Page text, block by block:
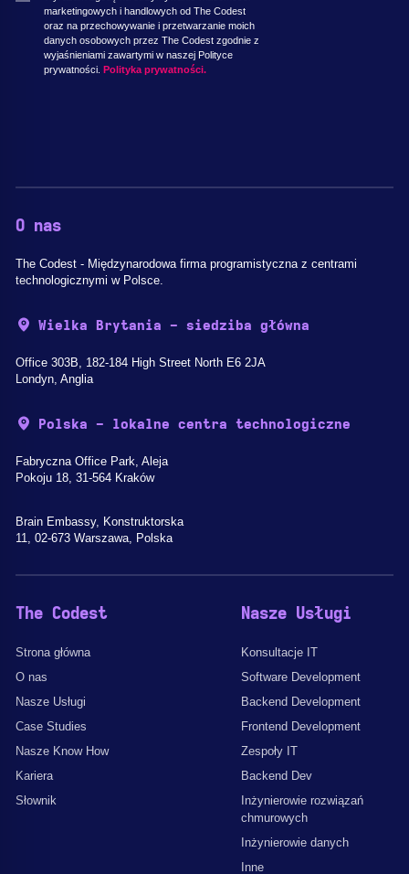
marketingowych i handlowych od The Codest
oraz na przechowywanie i przetwarzanie moich
danych osobowych przez The Codest zgodnie z
wyjaśnieniami zawartymi w naszej Polityce
prywatności. Polityka prywatności.
O nas
The Codest - Międzynarodowa firma programistyczna z centrami
technologicznymi w Polsce.
Wielka Brytania - siedziba główna
Office 303B, 182-184 High Street North E6 2JA
Londyn, Anglia
Polska - lokalne centra technologiczne
Fabryczna Office Park, Aleja
Pokoju 18, 31-564 Kraków
Brain Embassy, Konstruktorska
11, 02-673 Warszawa, Polska
The Codest
Strona główna
O nas
Nasze Usługi
Case Studies
Nasze Know How
Kariera
Słownik
Nasze Usługi
Konsultacje IT
Software Development
Backend Development
Frontend Development
Zespoły IT
Backend Dev
Inżynierowie rozwiązań
chmurowych
Inżynierowie danych
Inne